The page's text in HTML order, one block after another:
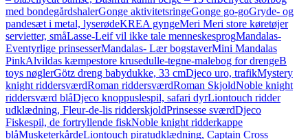
med bondegårdshalerGonge aktivitetsringeGonge go-goGryde- og
pandesæt i metal, lyserødeKREA gyngeMeri Meri store køretøjer
servietter, småLasse-Leif vil ikke tale menneskesprogMandalas-
Eventyrlige prinsesserMandalas- Lær bogstaverMini Mandalas
PinkAlvildas kæmpestore krusedulle-tegne-malebog for drengeB
toys nøglerGötz dreng babydukke, 33 cmDjeco uro, trafikMystery
knight riddersværdRoman riddersværdRoman SkjoldNoble knight
riddersværd blåDjeco knoppuslespil, safari dyrLiontouch ridder
udklædning, Fleur-de-lis ridderskjoldPrinsesse sværdDjeco
Fiskespil, de fortryllende fiskNoble knight ridderkappe
blåMusketerkårdeLiontouch piratudklædning, Captain Cross